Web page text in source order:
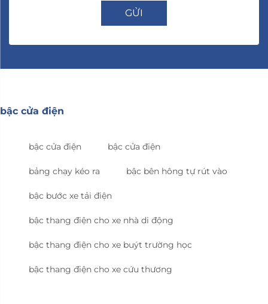
GỬI
bậc cửa điện
bậc cửa điện bậc cửa điện
bảng chạy kéo ra bậc bên hông tự rút vào
bậc bước xe tải điện
bậc thang điện cho xe nhà di động
bậc thang điện cho xe buýt trường học
bậc thang điện cho xe cứu thương